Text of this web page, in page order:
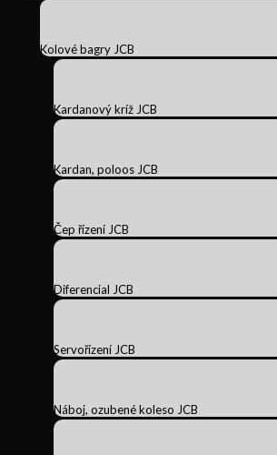
Kolové bagry JCB
Kardanový kríž JCB
Kardan, poloos JCB
Čep řízení JCB
Diferencial JCB
Servořízení JCB
Náboj, ozubené koleso JCB